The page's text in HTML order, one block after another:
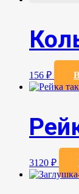
156 ₽
3120 ₽